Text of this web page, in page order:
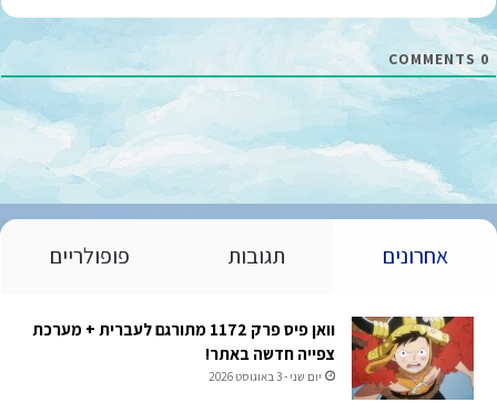
ל
*
0
COMMENTS
אחרונים תגובות פופולריים
וואן פיס פרק 1172 מתורגם לעברית + מערכת
צפייה חדשה באתר!
יום שני - 3 באוגוסט 2026